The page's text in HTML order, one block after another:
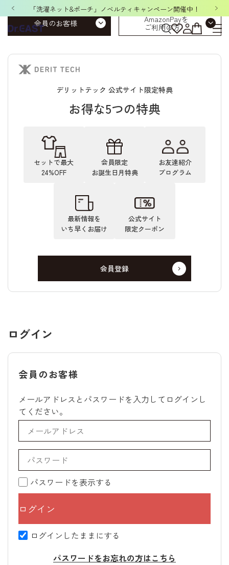
「洗濯ネット&ポーチ」ノベルティキャンペーン開催中！
会員のお客様
AmazonPayを
ご利用の方
デリットテック 公式サイト限定特典
お得な5つの特典
セットで最大
24%OFF
会員限定
お誕生日月特典
お友達紹介
プログラム
最新情報を
いち早くお届け
公式サイト
限定クーポン
会員登録
ログイン
会員のお客様
メールアドレスとパスワードを入力してログインし
てください。
パスワードを表示する
ログインしたままにする
パスワードをお忘れの方はこちら